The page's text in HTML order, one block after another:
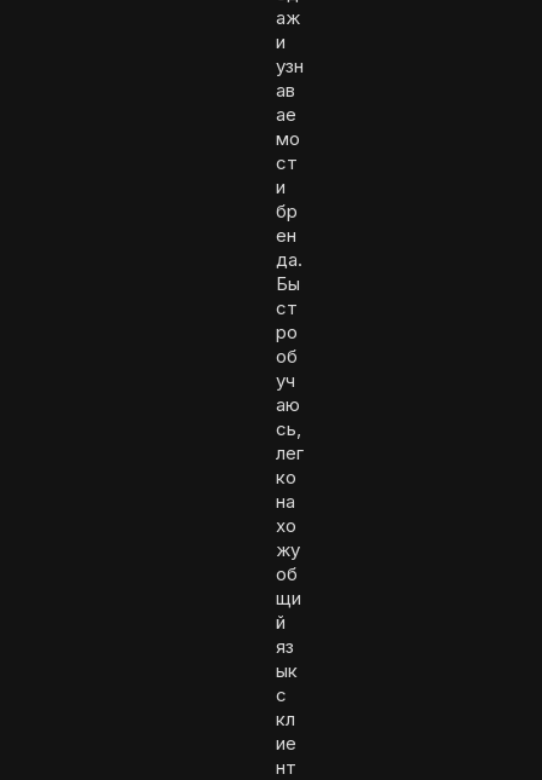
аж
и
узн
ав
ае
мо
ст
и
бр
ен
да.
Бы
ст
ро
об
уч
аю
сь,
лег
ко
на
хо
жу
об
щи
й
яз
ык
с
кл
ие
нт